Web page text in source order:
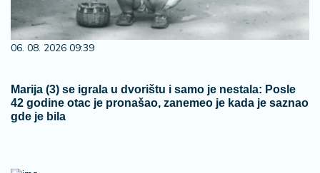
06. 08. 2026 09:39
Marija (3) se igrala u dvorištu i samo je nestala: Posle
42 godine otac je pronašao, zanemeo je kada je saznao
gde je bila